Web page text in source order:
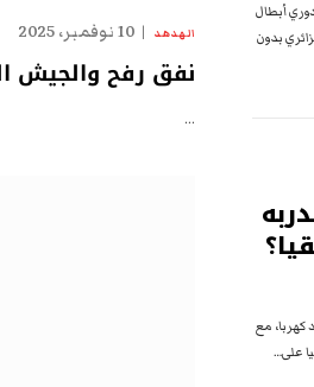
أبطال
بدون
مع
على…
الهدهد 10 نوفمبر، 2025
نفق رفح والجيش
…